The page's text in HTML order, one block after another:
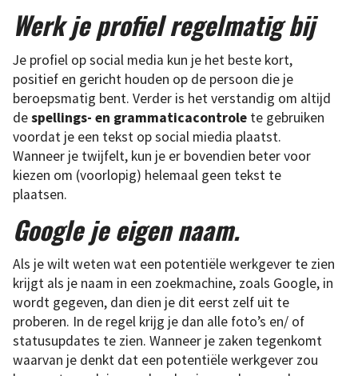
Werk je profiel regelmatig bij
Je profiel op social media kun je het beste kort,
positief en gericht houden op de persoon die je
beroepsmatig bent. Verder is het verstandig om altijd
despellings- en grammaticacontrole te gebruiken
voordat je een tekst op social miedia plaatst.
Wanneer je twijfelt, kun je er bovendien beter voor
kiezen om (voorlopig) helemaal geen tekst te
plaatsen.
Google je eigen naam.
Als je wilt weten wat een potentiële werkgever te zien
krijgt als je naam in een zoekmachine, zoals Google, in
wordt gegeven, dan dien je dit eerst zelf uit te
proberen. In de regel krijg je dan alle foto’s en/ of
statusupdates te zien. Wanneer je zaken tegenkomt
waarvan je denkt dat een potentiële werkgever zou